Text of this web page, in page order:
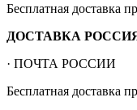
Бесплатная доставка
ДОСТАВКА
· ПОЧТА РОССИИ
Бесплатная доставка